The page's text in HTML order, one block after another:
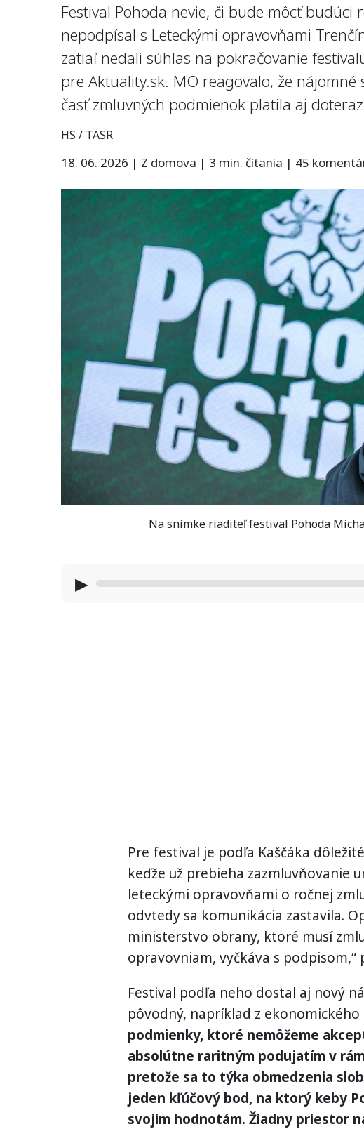
Festival Pohoda nevie, či bude môcť
nepodpísal s Leteckými opravovňami
zatiaľ nedali súhlas na pokračovanie
pre Aktuality.sk. MO reagovalo, že
časť zmluvných podmienok platila aj doteraz
HS / TASR
18. 06. 2026 | Z domova | 3 min. čítania | 45
Na snímke riaditeľ festival Pohoda
▶
Pre festival je podľa Kaščáka
keďže už prebieha zazmluvňovanie
leteckými opravovňami o ročnej
odvtedy sa komunikácia zastavila.
ministerstvo obrany, ktoré musí
opravovniam, vyčkáva s
Festival podľa neho dostal aj nový
pôvodný, napríklad z ekonomického
podmienky, ktoré nemôžeme
absolútne raritným podujatím v
pretože sa to týka obmedzenia
jeden kľúčový bod, na ktorý keby
svojim hodnotám. Žiadny priestor